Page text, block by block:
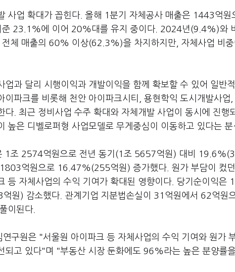
사업 확대가 꼽힌다. 올해 1분기 자체공사 매출은 1443억
준 23.1%에 이어 20%대를 유지 중이다. 2024년(9.4%)와
전체 매출의 60% 이상(62.3%)을 차지하지만, 자체사업 비
업과 달리 시행이익과 개발이익을 함께 확보할 수 있어 일반
이파크를 비롯해 천안 아이파크시티, 용현학익 도시개발사업
다. 최근 정비사업 수주 확대와 자체개발 사업이 동시에 진행
높은 디벨로퍼형 사업모델로 무게중심이 이동하고 있다는 분
1조 2574억원으로 전년 동기(1조 5657억원) 대비
억원으로 16.47%(255억원) 증가했다. 원가 부담이 컸던
등 자체사업의 수익 기여가 확대된 영향이다. 당기순이익은
원) 감소했다. 관계기업 지분법손실이 31억원에서 62억원
이된다.
구원은 "서울원 아이파크 등 자체사업의 수익 기여와 원가
되고 있다"며 "부동산 시장 둔화에도 96%라는 높은 분양률